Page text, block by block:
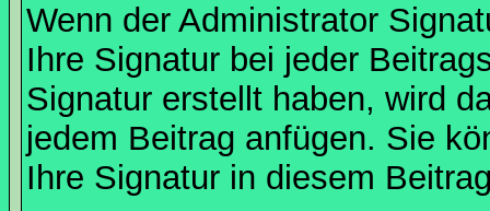
Wenn der Administrator
Ihre Signatur bei jeder
Signatur erstellt haben, wird
jedem Beitrag anfügen. Sie
Ihre Signatur in diesem